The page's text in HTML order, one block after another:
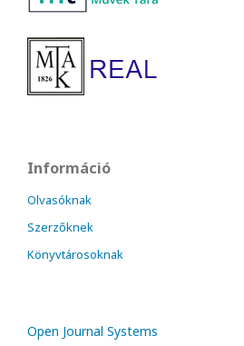
Információ
Olvasóknak
Szerzőknek
Könyvtárosoknak
Open Journal Systems